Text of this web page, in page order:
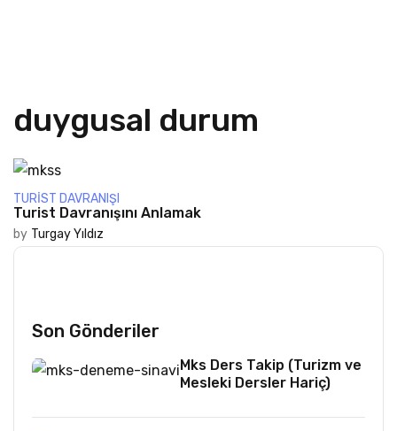
duygusal durum
TURIST DAVRANIŞI
Turist Davranışını Anlamak
by Turgay Yıldız
Son Gönderiler
Mks Ders Takip (Turizm ve
Mesleki Dersler Hariç)